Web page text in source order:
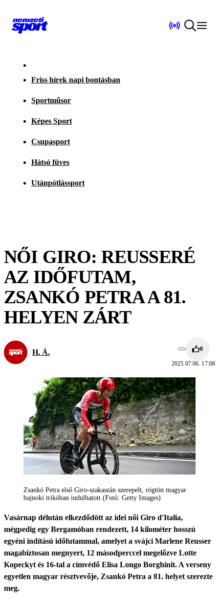
Friss hírek napi bontásban
Sportműsor
Képes Sport
Csupasport
Hátsó füves
Utánpótlássport
NŐI GIRO: REUSSERÉ
AZ IDŐFUTAM,
ZSANKÓ PETRA A 81.
HELYEN ZÁRT
H. Á. 0
2025.07.06. 17:08
Zsankó Petra első Giro-szakaszán szerepelt, rögtön magyar
bajnoki trikóban indulhatott (Fotó: Getty Images)
Vasárnap délután elkezdődött az idei női Giro d'Italia,
mégpedig egy Bergamóban rendezett, 14 kilométer hosszú
egyéni indítású időfutammal, amelyet a svájci Marlene Reusser
magabiztosan megnyert, 12 másodperccel megelőzve Lotte
Kopeckyt és 16-tal a címvédő Elisa Longo Borghinit. A verseny
egyetlen magyar résztvevője, Zsankó Petra a 81. helyet szerezte
meg.